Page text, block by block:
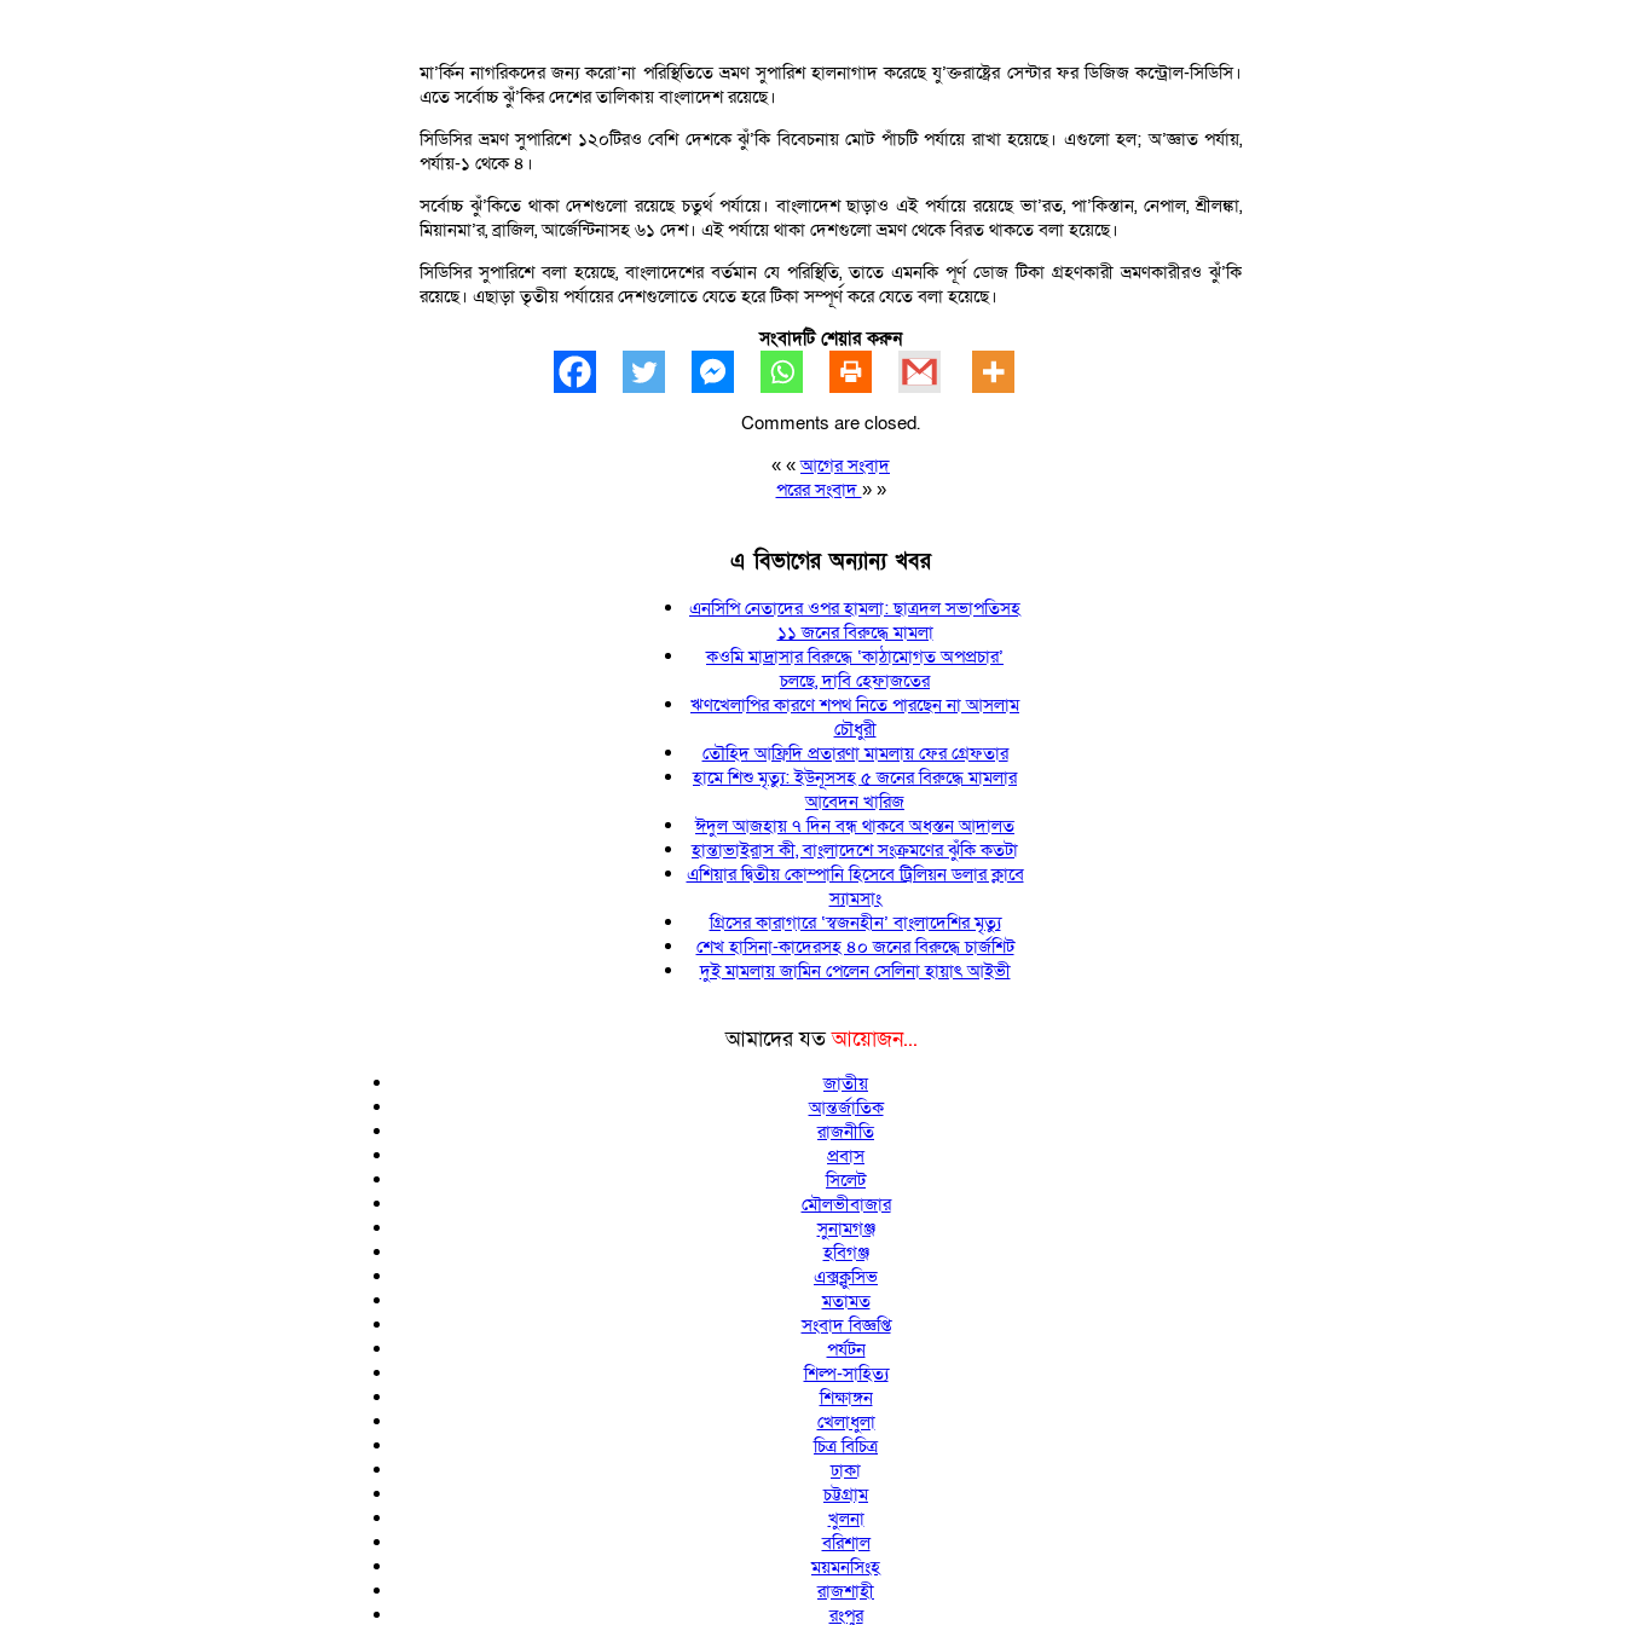
মা’র্কিন নাগরিকদের জন্য করো’না পরিস্থিতিতে ভ্রমণ সুপারিশ হালনাগাদ করেছে যু’ক্তরাষ্ট্রের সেন্টার ফর ডিজিজ কন্ট্রোল-সিডিসি।
এতে সর্বোচ্চ ঝুঁ’কির দেশের তালিকায় বাংলাদেশ রয়েছে।
সিডিসির ভ্রমণ সুপারিশে ১২০টিরও বেশি দেশকে ঝুঁ’কি বিবেচনায় মোট পাঁচটি পর্যায়ে রাখা হয়েছে। এগুলো হল; অ’জ্ঞাত পর্যায়,
পর্যায়-১ থেকে ৪।
সর্বোচ্চ ঝুঁ’কিতে থাকা দেশগুলো রয়েছে চতুর্থ পর্যায়ে। বাংলাদেশ ছাড়াও এই পর্যায়ে রয়েছে ভা’রত, পা’কিস্তান, নেপাল, শ্রীলঙ্কা,
মিয়ানমা’র, ব্রাজিল, আর্জেন্টিনাসহ ৬১ দেশ। এই পর্যায়ে থাকা দেশগুলো ভ্রমণ থেকে বিরত থাকতে বলা হয়েছে।
সিডিসির সুপারিশে বলা হয়েছে, বাংলাদেশের বর্তমান যে পরিস্থিতি, তাতে এমনকি পূর্ণ ডোজ টিকা গ্রহণকারী ভ্রমণকারীরও ঝুঁ’কি
রয়েছে। এছাড়া তৃতীয় পর্যায়ের দেশগুলোতে যেতে হরে টিকা সম্পূর্ণ করে যেতে বলা হয়েছে।
সংবাদটি শেয়ার করুন
Comments are closed.
« «আগের সংবাদ
পরের সংবাদ » »
এ বিভাগের অন্যান্য খবর
এনসিপি নেতাদের ওপর হামলা: ছাত্রদল সভাপতিসহ
১১ জনের বিরুদ্ধে মামলা
কওমি মাদ্রাসার বিরুদ্ধে ‘কাঠামোগত অপপ্রচার’
চলছে, দাবি হেফাজতের
ঋণখেলাপির কারণে শপথ নিতে পারছেন না আসলাম
চৌধুরী
তৌহিদ আফ্রিদি প্রতারণা মামলায় ফের গ্রেফতার
হামে শিশু মৃত্যু: ইউনূসসহ ৫ জনের বিরুদ্ধে মামলার
আবেদন খারিজ
ঈদুল আজহায় ৭ দিন বন্ধ থাকবে অধস্তন আদালত
হান্তাভাইরাস কী, বাংলাদেশে সংক্রমণের ঝুঁকি কতটা
এশিয়ার দ্বিতীয় কোম্পানি হিসেবে ট্রিলিয়ন ডলার ক্লাবে
স্যামসাং
গ্রিসের কারাগারে ‘স্বজনহীন’ বাংলাদেশির মৃত্যু
শেখ হাসিনা-কাদেরসহ ৪০ জনের বিরুদ্ধে চার্জশিট
দুই মামলায় জামিন পেলেন সেলিনা হায়াৎ আইভী
আমাদের যতআয়োজন...
জাতীয়
আন্তর্জাতিক
রাজনীতি
প্রবাস
সিলেট
মৌলভীবাজার
সুনামগঞ্জ
হবিগঞ্জ
এক্সক্লুসিভ
মতামত
সংবাদ বিজ্ঞপ্তি
পর্যটন
শিল্প-সাহিত্য
শিক্ষাঙ্গন
খেলাধুলা
চিত্র বিচিত্র
ঢাকা
চট্টগ্রাম
খুলনা
বরিশাল
ময়মনসিংহ
রাজশাহী
রংপুর